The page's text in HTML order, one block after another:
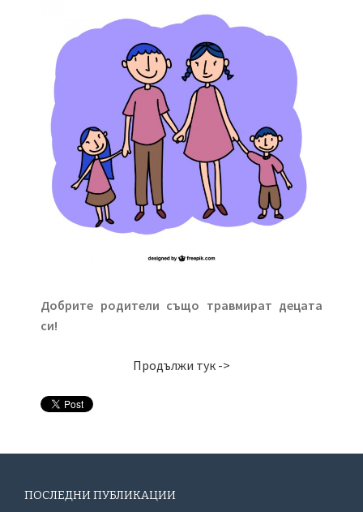
Добрите родители също травмират децата
си!
Продължи тук ->
ПОСЛЕДНИ ПУБЛИКАЦИИ